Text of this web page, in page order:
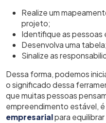
Realize um
projeto;
Identifique as pessoas
Desenvolva uma tabela;
Sinalize as
Dessa forma, podemos
o significado dessa
que muitas pessoas
empreendimento estável,
empresarialpara